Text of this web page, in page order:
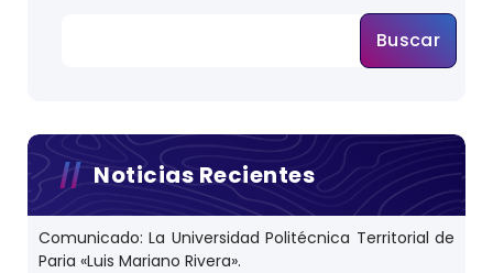
Buscar
Noticias Recientes
Comunicado: La Universidad Politécnica Territorial de
Paria «Luis Mariano Rivera».